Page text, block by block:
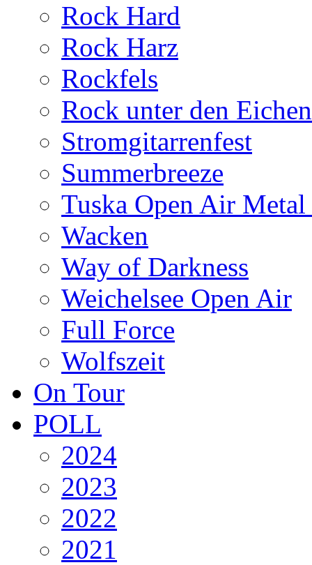
Rock Hard
Rock Harz
Rockfels
Rock unter den Eichen
Stromgitarrenfest
Summerbreeze
Tuska Open Air
Wacken
Way of Darkness
Weichelsee Open Air
Full Force
Wolfszeit
On Tour
POLL
2024
2023
2022
2021